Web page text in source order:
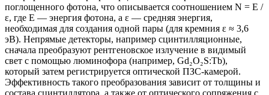
поглощенного фотона, что описывается соотношением N = E /
ε, где E — энергия фотона, а ε — средняя энергия,
необходимая для создания одной пары (для кремния ε ≈ 3,6
эВ). Непрямые детекторы, например сцинтилляционные,
сначала преобразуют рентгеновское излучение в видимый
свет с помощью люминофора (например, Gd₂O₂S:Tb),
который затем регистрируется оптической ПЗС-камерой.
Эффективность такого преобразования зависит от толщины и